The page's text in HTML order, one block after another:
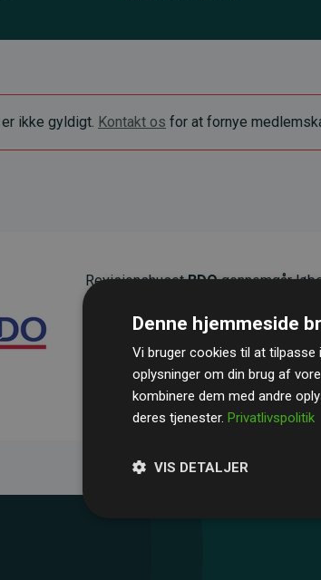
ikke gyldigt. Kontakt os for at fornye
RevisionshusetBDOgennemgår
gennemsnit kompenserer for
CO₂-udledninger .
Denne hjemmeside
Vi bruger cookies til at tilpasse
oplysninger om din brug af
kombinere dem med andre
deres tjenester. Privatlivspolitik
VIS DETALJER